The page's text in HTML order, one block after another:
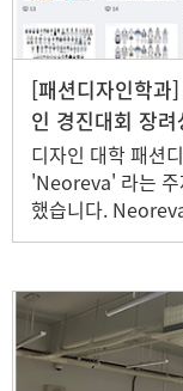
[패션디자인학
인 경진대회 장려
디자인 대학 패션
'Neoreva' 라는 주
했습니다.
목적은 ‘극한 환경
과정 속에서 기획,
학생들이 직접 수
성도를 인정받아
었습니다.